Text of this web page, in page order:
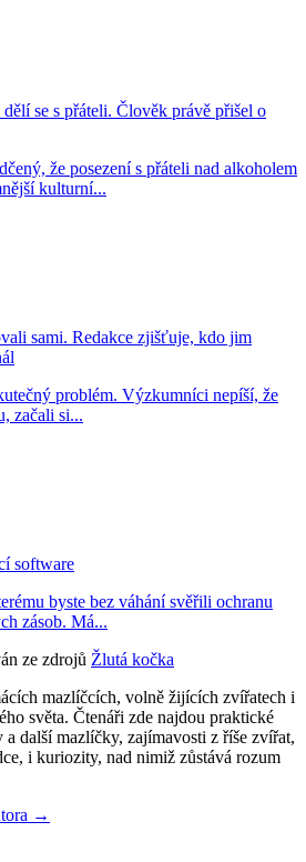
se s přáteli. Člověk právě přišel o
že posezení s přáteli nad alkoholem
kulturní...
sami. Redakce zjišťuje, kdo jim
problém. Výzkumníci nepíší, že
začali si...
software
byste bez váhání svěřili ochranu
zásob. Má...
ze zdrojů Žlutá kočka
mazlíčcích, volně žijících zvířatech i
světa. Čtenáři zde najdou praktické
další mazlíčky, zajímavosti z říše zvířat,
i kuriozity, nad nimiž zůstává rozum
→